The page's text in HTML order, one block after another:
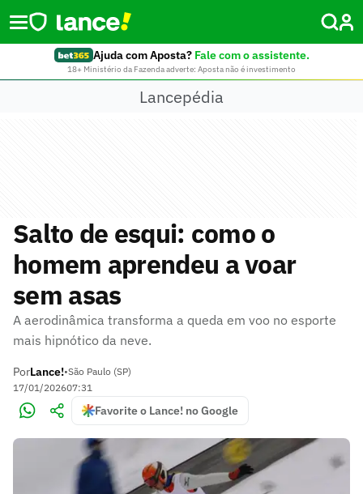
Ajuda com Aposta? Fale com o assistente.
18+ Ministério da Fazenda adverte: Aposta não é investimento
Lancepédia
Salto de esqui: como o
homem aprendeu a voar
sem asas
A aerodinâmica transforma a queda em voo no esporte
mais hipnótico da neve.
PorLance!•São Paulo (SP)
17/01/202607:31
Favorite o Lance! no Google